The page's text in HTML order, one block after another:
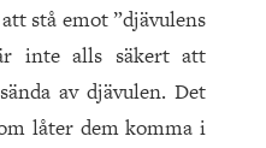
stå emot ”djävulens
inte alls säkert att
av djävulen. Det
låter dem komma i